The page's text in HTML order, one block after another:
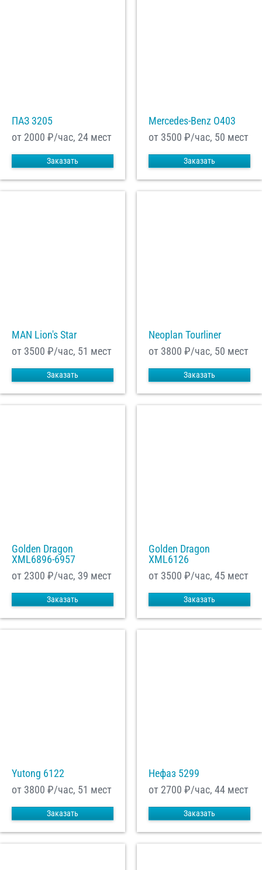
ПАЗ 3205
от 2000 ₽/час, 24 мест
Заказать
Mercedes-Benz О403
от 3500 ₽/час, 50 мест
Заказать
MAN Lion's Star
от 3500 ₽/час, 51 мест
Заказать
Neoplan Tourliner
от 3800 ₽/час, 50 мест
Заказать
Golden Dragon
XML6896-6957
от 2300 ₽/час, 39 мест
Заказать
Golden Dragon
XML6126
от 3500 ₽/час, 45 мест
Заказать
Yutong 6122
от 3800 ₽/час, 51 мест
Заказать
Нефаз 5299
от 2700 ₽/час, 44 мест
Заказать